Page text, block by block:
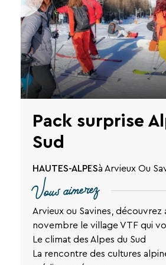
Pack surprise
Sud
HAUTES-ALPESà Arvieux Ou
Vous aimerez
Arvieux ou Savines, découvrez
novembre le village VTF qui
Le climat des Alpes du Sud
La rencontre des cultures
Recevez
tous
les
jours,
directement
dans
nouveautés,
plans,
promos,